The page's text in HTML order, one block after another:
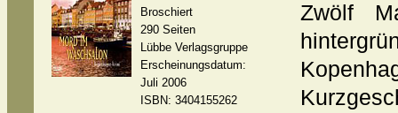
Broschiert
290 Seiten
Lübbe Verlagsgruppe
Erscheinungsdatum:
Juli 2006
ISBN: 3404155262
Zwölf